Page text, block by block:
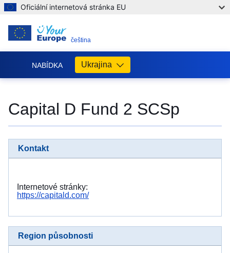
Oficiální internetová stránka EU
čeština
NABÍDKA Ukrajina
Україні
від
війни
Україні
Capital D Fund 2 SCSp
Kontakt
Internetové stránky:
https://capitald.com/
Region působnosti